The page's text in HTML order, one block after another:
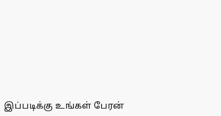
இப்படிக்கு உங்கள் பேரன்